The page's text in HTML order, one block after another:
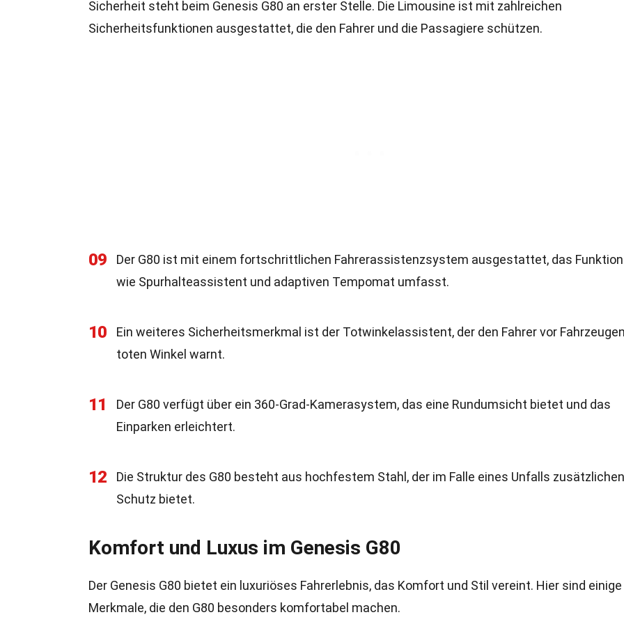
Sicherheit steht beim Genesis G80 an erster Stelle. Die Limousine ist mit zahlreichen
Sicherheitsfunktionen ausgestattet, die den Fahrer und die Passagiere schützen.
09
Der G80 ist mit einem fortschrittlichen Fahrerassistenzsystem ausgestattet, das
wie Spurhalteassistent und adaptiven Tempomat umfasst.
10
Ein weiteres Sicherheitsmerkmal ist der Totwinkelassistent, der den Fahrer vor
toten Winkel warnt.
11
Der G80 verfügt über ein 360-Grad-Kamerasystem, das eine Rundumsicht bietet und das
Einparken erleichtert.
12
Die Struktur des G80 besteht aus hochfestem Stahl, der im Falle eines Unfalls zusätzlichen
Schutz bietet.
Komfort und Luxus im Genesis G80
Der Genesis G80 bietet ein luxuriöses Fahrerlebnis, das Komfort und Stil vereint. Hier sind einige
Merkmale, die den G80 besonders komfortabel machen.